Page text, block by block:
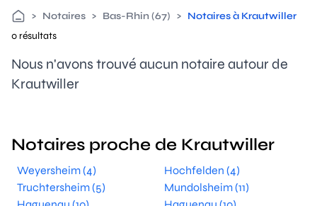
> Notaires > Bas-Rhin (67) > Notaires à Krautwiller
0 résultats
Nous n'avons trouvé aucun notaire autour de
Krautwiller
Notaires proche de Krautwiller
Weyersheim (4)
Hochfelden (4)
Truchtersheim (5)
Mundolsheim (11)